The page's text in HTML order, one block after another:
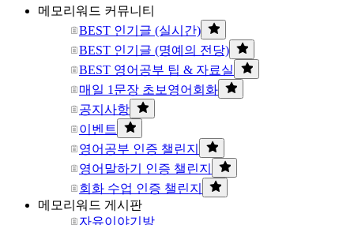
메모리워드 커뮤니티
BEST 인기글 (실시간)
BEST 인기글 (명예의 전당)
BEST 영어공부 팁 & 자료실
매일 1문장 초보영어회화
공지사항
이벤트
영어공부 인증 챌린지
영어말하기 인증 챌린지
회화 수업 인증 챌린지
메모리워드 게시판
자유이야기방